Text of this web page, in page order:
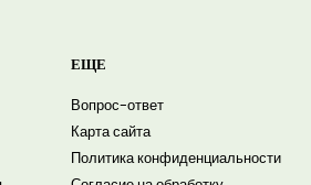
ЕЩЕ
Вопрос-ответ
Карта сайта
Политика конфиденциальности